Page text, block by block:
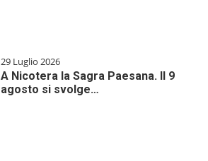
29 Luglio 2026
A Nicotera la Sagra Paesana. Il 9
agosto si svolge…